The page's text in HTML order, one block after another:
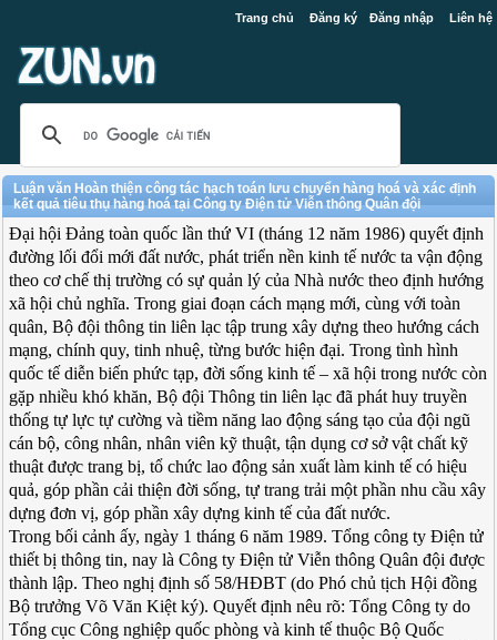
Trang chủ Đăng ký Đăng nhập Liên hệ
Luận văn Hoàn thiện công tác hạch toán lưu chuyển hàng hoá và xác định
kết quả tiêu thụ hàng hoá tại Công ty Điện tử Viễn thông Quân đội
Đại hội Đảng toàn quốc lần thứ VI (tháng 12 năm 1986) quyết định
đường lối đổi mới đất nước, phát triển nền kinh tế nước ta vận động
theo cơ chế thị trường có sự quản lý của Nhà nước theo định hướng
xã hội chủ nghĩa. Trong giai đoạn cách mạng mới, cùng với toàn
quân, Bộ đội thông tin liên lạc tập trung xây dựng theo hướng cách
mạng, chính quy, tinh nhuệ, từng bước hiện đại. Trong tình hình
quốc tế diễn biến phức tạp, đời sống kinh tế – xã hội trong nước còn
gặp nhiều khó khăn, Bộ đội Thông tin liên lạc đã phát huy truyền
thống tự lực tự cường và tiềm năng lao động sáng tạo của đội ngũ
cán bộ, công nhân, nhân viên kỹ thuật, tận dụng cơ sở vật chất kỹ
thuật được trang bị, tổ chức lao động sản xuất làm kinh tế có hiệu
quả, góp phần cải thiện đời sống, tự trang trải một phần nhu cầu xây
dựng đơn vị, góp phần xây dựng kinh tế của đất nước.
Trong bối cảnh ấy, ngày 1 tháng 6 năm 1989. Tổng công ty Điện tử
thiết bị thông tin, nay là Công ty Điện tử Viễn thông Quân đội được
thành lập. Theo nghị định số 58/HĐBT (do Phó chủ tịch Hội đồng
Bộ trưởng Võ Văn Kiệt ký). Quyết định nêu rõ: Tổng Công ty do
Tổng cục Công nghiệp quốc phòng và kinh tế thuộc Bộ Quốc